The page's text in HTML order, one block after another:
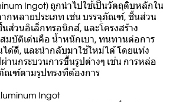
Ingot) ถูกนำไปใช้เป็นวัตถุดิบหลักใน
หลายประเภท เช่น บรรจุภัณฑ์, ชิ้นส่วน
ส่วนอิเล็กทรอนิกส์, และโครงสร้าง
มบัติเด่นคือ น้ำหนักเบา, ทนทานต่อการ
ด้ดี, และนำกลับมาใช้ใหม่ได้ โดยแท่ง
านกระบวนการขึ้นรูปต่างๆ เช่น การหล่อ
ณฑ์ตามรูปทรงที่ต้องการ
Ingot